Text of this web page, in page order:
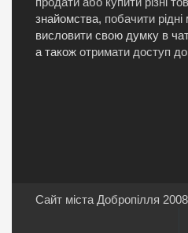
знайомства, побачити
висловити свою думку в
а також отримати доступ до
Сайт міста Добропілля